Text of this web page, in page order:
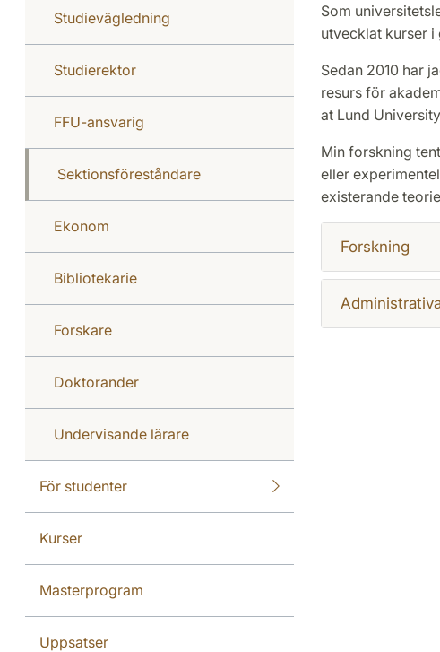
Studievägledning
Studierektor
FFU-ansvarig
Sektionsföreståndare
Ekonom
Bibliotekarie
Forskare
Doktorander
Undervisande lärare
För studenter
Kurser
Masterprogram
Uppsatser
Som
utvecklat kurser
Sedan 2010 har
resurs för
at Lund
Min forskning
eller
existerande
Forskning